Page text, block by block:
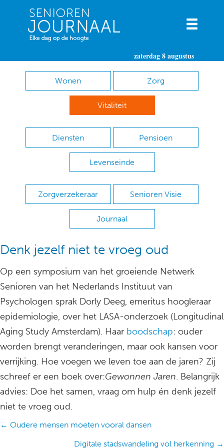
zaterdag 8 augustus
Wonen Zorg
Vitaliteit
Diensten Pensioen
Levenseinde
Zorgverzekeraar Senioren Visie
Journaal
Denk jezelf niet te vroeg oud
Op een symposium van het groeiende Netwerk
Senioren van het Nederlands Instituut van
Psychologen sprak Dorly Deeg, emeritus hoogleraar
epidemiologie, over het LASA-onderzoek (Longitudinal
Aging Study Amsterdam). Haar boodschap: ouder
worden brengt veranderingen, maar ook kansen voor
verrijking. Hoe voegen we leven toe aan de jaren? Zij
schreef er een boek over:Gewonnen Jaren. Belangrijk
advies: Doe het samen, vraag om hulp én denk jezelf
niet te vroeg oud.
Posts
← Oudere mensen moeten vooral dansen
Digitale stadswandeling vol herkenning →